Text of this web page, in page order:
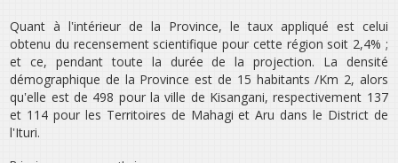
Quant à l‛intérieur de la Province, le taux appliqué est celui
obtenu du recensement scientifique pour cette région soit 2,4% ;
et ce, pendant toute la durée de la projection. La densité
démographique de la Province est de 15 habitants /Km 2, alors
qu‛elle est de 498 pour la ville de Kisangani, respectivement 137
et 114 pour les Territoires de Mahagi et Aru dans le District de
l‛Ituri.